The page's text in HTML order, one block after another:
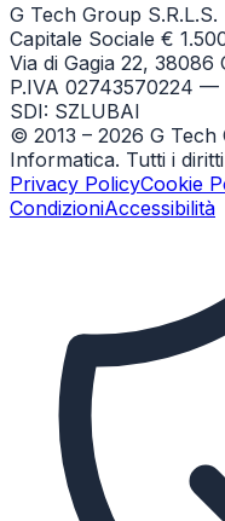
G Tech Group S.R.L.S.
Capitale Sociale €
Via di Gagia 22, 38086
P.IVA 02743570224 —
SDI: SZLUBAI
© 2013 – 2026 G Tech
Informatica. Tutti i
Privacy PolicyCookie
CondizioniAccessibilità